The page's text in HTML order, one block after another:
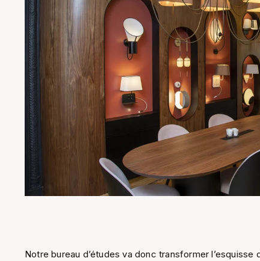
Notre bureau d’études va donc transformer l’esquisse